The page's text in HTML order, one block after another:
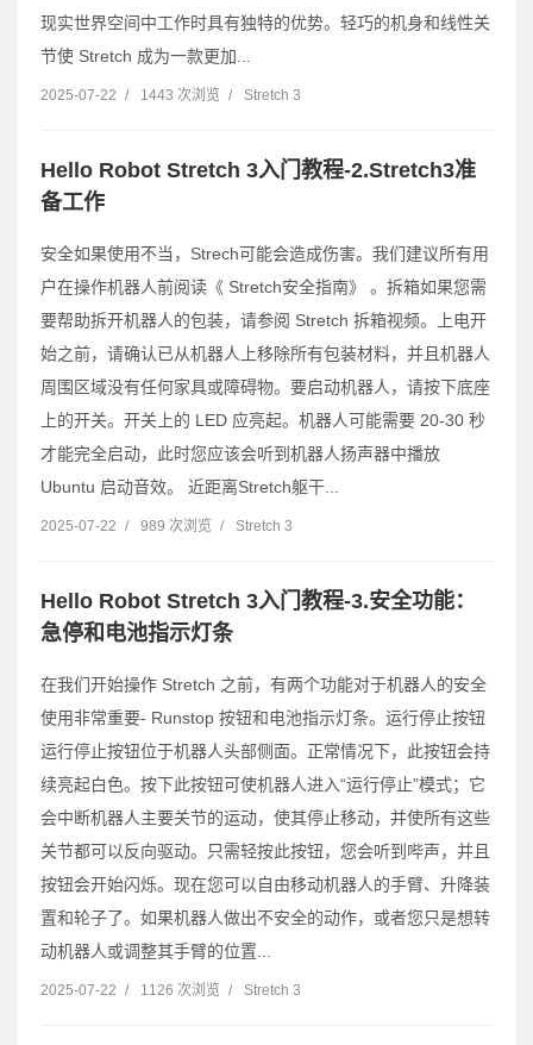
现实世界空间中工作时具有独特的优势。轻巧的机身和线性关
节使 Stretch 成为一款更加...
2025-07-22 / 1443 次浏览 / Stretch 3
Hello Robot Stretch 3入门教程-2.Stretch3准
备工作
安全如果使用不当，Strech可能会造成伤害。我们建议所有用
户在操作机器人前阅读《 Stretch安全指南》 。拆箱如果您需
要帮助拆开机器人的包装，请参阅 Stretch 拆箱视频。上电开
始之前，请确认已从机器人上移除所有包装材料，并且机器人
周围区域没有任何家具或障碍物。要启动机器人，请按下底座
上的开关。开关上的 LED 应亮起。机器人可能需要 20-30 秒
才能完全启动，此时您应该会听到机器人扬声器中播放
Ubuntu 启动音效。 近距离Stretch躯干...
2025-07-22 / 989 次浏览 / Stretch 3
Hello Robot Stretch 3入门教程-3.安全功能：
急停和电池指示灯条
在我们开始操作 Stretch 之前，有两个功能对于机器人的安全
使用非常重要- Runstop 按钮和电池指示灯条。运行停止按钮
运行停止按钮位于机器人头部侧面。正常情况下，此按钮会持
续亮起白色。按下此按钮可使机器人进入“运行停止”模式；它
会中断机器人主要关节的运动，使其停止移动，并使所有这些
关节都可以反向驱动。只需轻按此按钮，您会听到哔声，并且
按钮会开始闪烁。现在您可以自由移动机器人的手臂、升降装
置和轮子了。如果机器人做出不安全的动作，或者您只是想转
动机器人或调整其手臂的位置...
2025-07-22 / 1126 次浏览 / Stretch 3